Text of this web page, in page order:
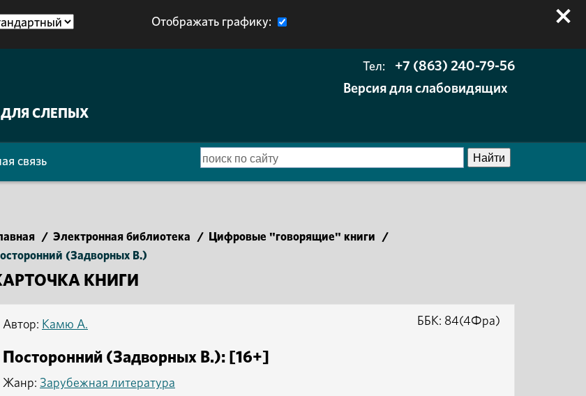
Отображать графику:
СЛЕПЫХ
Тел:
+7 (863) 240-79-56
Версия для слабовидящих
связь
/ Электронная библиотека / Цифровые "говорящие" книги
/
(Задворных В.)
КНИГИ
Автор: Камю А.
Посторонний (Задворных В.): [16+]
Жанр: Зарубежная литература
ББК: 84(4Фра)